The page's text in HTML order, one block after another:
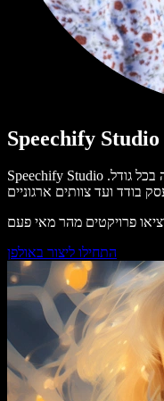
Speechify Studio הופך את עבודת צוותי הקריאייטיב לפשוטה בכל גודל.
התחילו ליצור באולפן